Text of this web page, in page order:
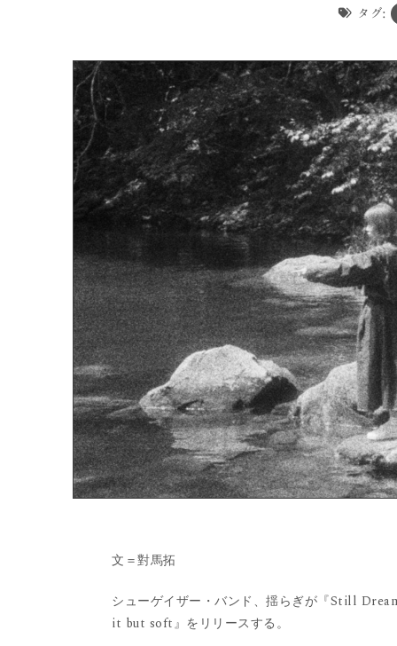
タグ:
文＝對馬拓
シューゲイザー・バンド、揺らぎが『Still
it but soft』をリリースする。